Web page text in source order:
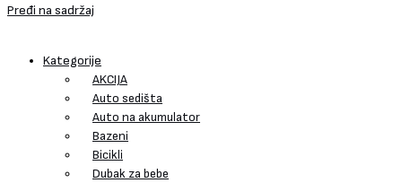
Pređi na sadržaj
Kategorije
AKCIJA
Auto sedišta
Auto na akumulator
Bazeni
Bicikli
Dubak za bebe